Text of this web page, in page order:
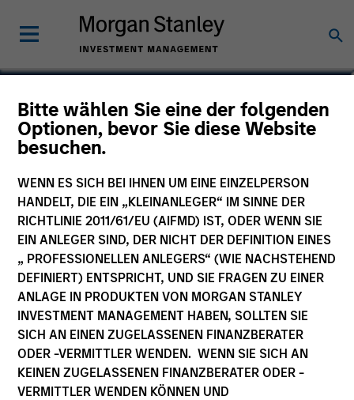
Bitte wählen Sie eine der folgenden
Optionen, bevor Sie diese Website
besuchen.
WENN ES SICH BEI IHNEN UM EINE EINZELPERSON
HANDELT, DIE EIN „KLEINANLEGER“ IM SINNE DER
RICHTLINIE 2011/61/EU (AIFMD) IST, ODER WENN SIE
EIN ANLEGER SIND, DER NICHT DER DEFINITION EINES
„ PROFESSIONELLEN ANLEGERS“ (WIE NACHSTEHEND
DEFINIERT) ENTSPRICHT, UND SIE FRAGEN ZU EINER
ANLAGE IN PRODUKTEN VON MORGAN STANLEY
INVESTMENT MANAGEMENT HABEN, SOLLTEN SIE
SICH AN EINEN ZUGELASSENEN FINANZBERATER
ODER -VERMITTLER WENDEN. WENN SIE SICH AN
KEINEN ZUGELASSENEN FINANZBERATER ODER -
VERMITTLER WENDEN KÖNNEN UND
Manas Gautam
Executive Director